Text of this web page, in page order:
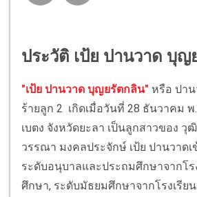
ประวัติ เป้ย ปานวาด บุ
"เป้ย ปานวาด บุญยรัตกลิน" หรือ ปา
ร้ายลูก 2 เกิดเมื่อวันที่ 28 ธันวาคม พ
เบตง จังหวัดยะลา เป็นลูกสาวของ วุ
วรรณา มงคลประจักษ์ เป้ย ปานวาด
ระดับอนุบาลและประถมศึกษาจากโร
ศึกษา, ระดับมัธยมศึกษาจากโรงเรีย